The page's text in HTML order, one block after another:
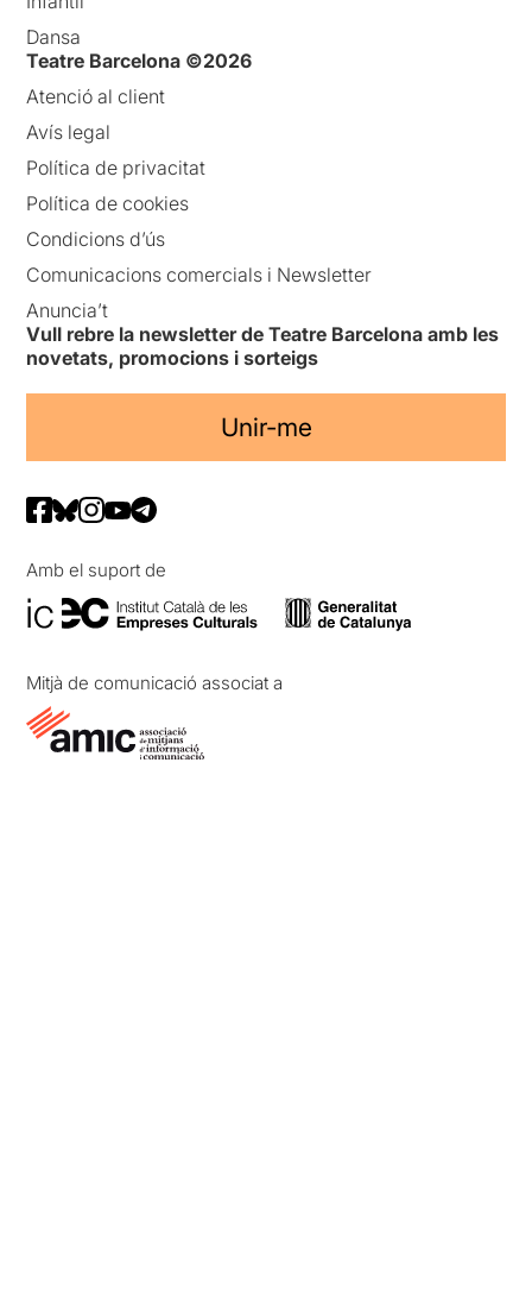
Dansa
Teatre Barcelona ©2026
Atenció al client
Avís legal
Política de privacitat
Política de cookies
Condicions d’ús
Comunicacions comercials i Newsletter
Anuncia’t
Vull rebre la newsletter de Teatre Barcelona amb les
novetats, promocions i sorteigs
Unir-me
Amb el suport de
Mitjà de comunicació associat a